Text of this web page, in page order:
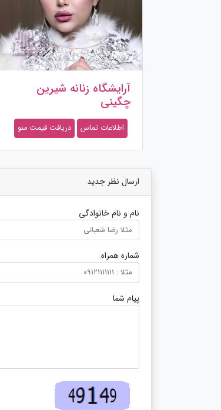
آرایشگاه زنانه شیرین
چگینی
اطلاعات تماس دریافت قیمت منو
ارسال نظر جدید
نام و نام خانوادگی
شماره همراه
پیام شما